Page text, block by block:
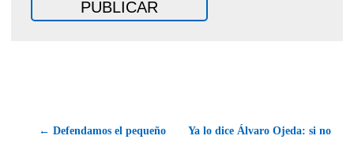
← Defendamos el pequeño
Ya lo dice Álvaro Ojeda: si no